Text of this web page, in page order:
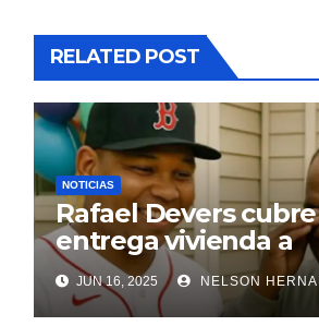
RELATED POST
NOTICIAS
Rafael Devers
entrega vivienda a
exentrenador en RD
JUN 16, 2025 NELSON